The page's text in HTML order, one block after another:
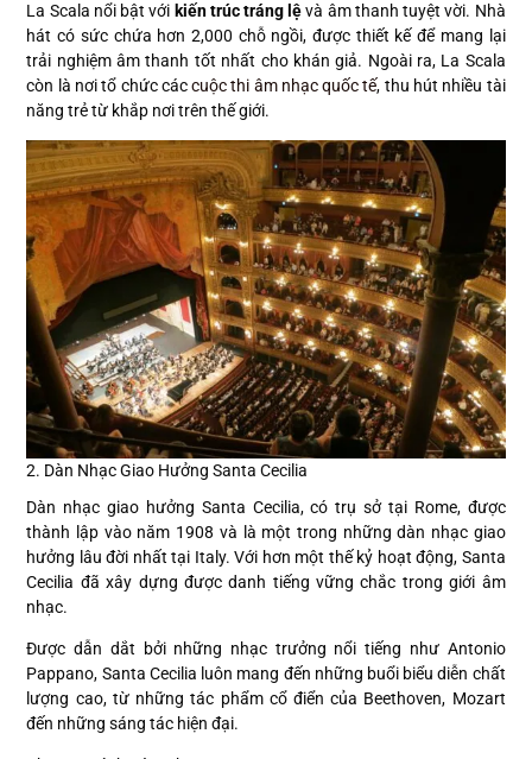
La Scala nổi bật với kiến trúc tráng lệvà âm thanh tuyệt vời. Nhà
hát có sức chứa hơn 2,000 chỗ ngồi, được thiết kế để mang lại
trải nghiệm âm thanh tốt nhất cho khán giả. Ngoài ra, La Scala
còn là nơi tổ chức cáccuộc thi âm nhạc quốc tế, thu hút nhiều tài
năng trẻ từ khắp nơi trên thế giới.
2. Dàn Nhạc Giao Hưởng Santa Cecilia
Dàn nhạc giao hưởng Santa Cecilia, có trụ sở tại Rome, được
thành lập vào năm 1908 và là một trong những dàn nhạc giao
hưởng lâu đời nhất tại Italy. Với hơn một thế kỷ hoạt động, Santa
Cecilia đã xây dựng được danh tiếng vững chắc trong giới âm
nhạc.
Được dẫn dắt bởi những nhạc trưởng nổi tiếng như Antonio
Pappano, Santa Cecilia luôn mang đến những buổi biểu diễn chất
lượng cao, từ những tác phẩm cổ điển của Beethoven, Mozart
đến những sáng tác hiện đại.